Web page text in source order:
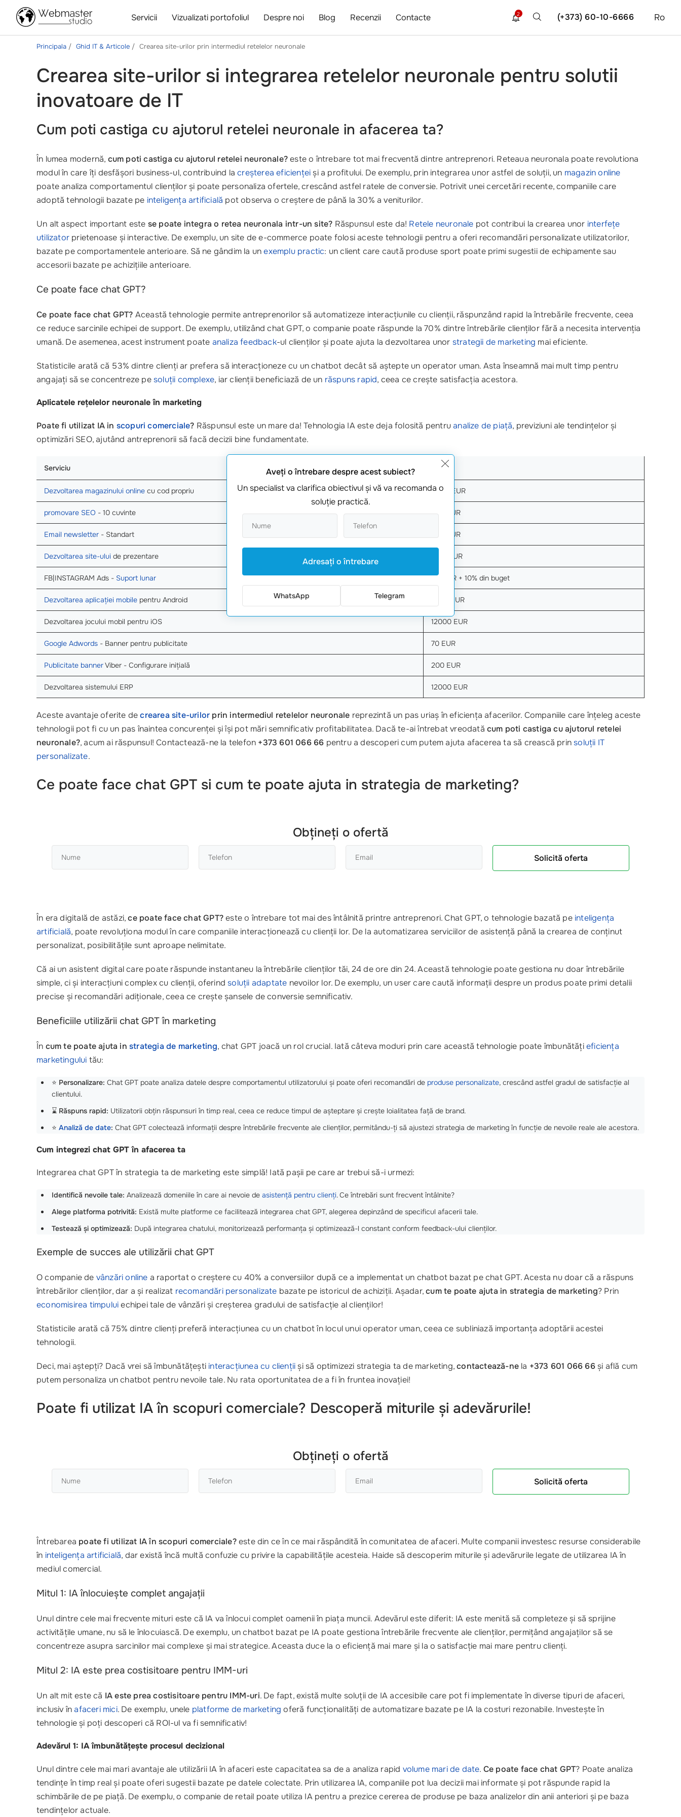
Servicii Vizualizati portofoliul Despre noi Blog Recenzii Contacte Ro
(+373) 60-10-6666
2
Principala Ghid IT & Articole Crearea site-urilor prin intermediul retelelor neuronale
Crearea site-urilor si integrarea retelelor neuronale pentru solutii
inovatoare de IT
Cum poti castiga cu ajutorul retelei neuronale in afacerea ta?
În lumea modernă, cum poti castiga cu ajutorul retelei neuronale?este o întrebare tot mai frecventă dintre antreprenori. Reteaua neuronala poate revolutiona
modul în care îți desfășori business-ul, contribuind lacreșterea eficiențeiși a profitului. De exemplu, prin integrarea unor astfel de soluții, un magazin online
poate analiza comportamentul clienților și poate personaliza ofertele, crescând astfel ratele de conversie. Potrivit unei cercetări recente, companiile care
adoptă tehnologii bazate pe inteligența artificială pot observa o creștere de până la 30% a veniturilor.
Un alt aspect important este se poate integra o retea neuronala intr-un site? Răspunsul este da! Retele neuronale pot contribui la crearea unor interfețe
utilizator prietenoase și interactive. De exemplu, un site de e-commerce poate folosi aceste tehnologii pentru a oferi recomandări personalizate utilizatorilor,
bazate pe comportamentele anterioare. Să ne gândim la unexemplu practic: un client care caută produse sport poate primi sugestii de echipamente sau
accesorii bazate pe achizițiile anterioare.
Ce poate face chat GPT?
Ce poate face chat GPT? Această tehnologie permite antreprenorilor să automatizeze interacțiunile cu clienții, răspunzând rapid la întrebările frecvente, ceea
ce reduce sarcinile echipei de support. De exemplu, utilizând chat GPT, o companie poate răspunde la 70% dintre întrebările clienților fără a necesita intervenția
umană. De asemenea, acest instrument poate analiza feedback-ul clienților și poate ajuta la dezvoltarea unor strategii de marketing mai eficiente.
Statisticile arată că 53% dintre clienți ar prefera să interacționeze cu un chatbot decât să aștepte un operator uman. Asta înseamnă mai mult timp pentru
angajați să se concentreze pesoluții complexe, iar clienții beneficiază de un răspuns rapid, ceea ce crește satisfacția acestora.
Aplicatele rețelelor neuronale în marketing
Poate fi utilizat IA in scopuri comerciale? Răspunsul este un mare da! Tehnologia IA este deja folosită pentruanalize de piață, previziuni ale tendințelor și
optimizări SEO, ajutând antreprenorii să facă decizii bine fundamentate.
Serviciu Cost
Dezvoltarea magazinului online cu cod propriu 4500 EUR
promovare SEO - 10 cuvinte 349 EUR
Email newsletter - Standart 359 EUR
Dezvoltarea site-ului de prezentare 1700 EUR
FB|INSTAGRAM Ads - Suport lunar 50 EUR + 10% din buget
Dezvoltarea aplicației mobile pentru Android 7500 EUR
Dezvoltarea jocului mobil pentru iOS 12000 EUR
Google Adwords - Banner pentru publicitate 70 EUR
Publicitate bannerViber - Configurare inițială 200 EUR
Dezvoltarea sistemului ERP 12000 EUR
Aceste avantaje oferite decrearea site-urilor prin intermediul retelelor neuronale reprezintă un pas uriaș în eficiența afacerilor. Companiile care înțeleg aceste
tehnologii pot fi cu un pas înaintea concurenței și își pot mări semnificativ profitabilitatea. Dacă te-ai întrebat vreodatăcum poti castiga cu ajutorul retelei
neuronale?, acum ai răspunsul! Contactează-ne la telefon +373 601 066 66 pentru a descoperi cum putem ajuta afacerea ta să crească prinsoluții IT
personalizate.
Ce poate face chat GPT si cum te poate ajuta in strategia de marketing?
Obțineți o ofertă
Solicită oferta
În era digitală de astăzi,ce poate face chat GPT?este o întrebare tot mai des întâlnită printre antreprenori. Chat GPT, o tehnologie bazată pe inteligența
artificială, poate revoluționa modul în care companiile interacționează cu clienții lor. De la automatizarea serviciilor de asistență până la crearea de conținut
personalizat, posibilitățile sunt aproape nelimitate.
Că ai un asistent digital care poate răspunde instantaneu la întrebările clienților tăi, 24 de ore din 24. Această tehnologie poate gestiona nu doar întrebările
simple, ci și interacțiuni complex cu clienții, oferindsoluții adaptate nevoilor lor. De exemplu, un user care caută informații despre un produs poate primi detalii
precise și recomandări adiționale, ceea ce crește șansele de conversie semnificativ.
Beneficiile utilizării chat GPT în marketing
În cum te poate ajuta instrategia de marketing, chat GPT joacă un rol crucial. Iată câteva moduri prin care această tehnologie poate îmbunătățieficiența
marketingului tău:
⭐ Personalizare: Chat GPT poate analiza datele despre comportamentul utilizatorului și poate oferi recomandări de produse personalizate, crescând astfel gradul de satisfacție al
clientului.
⌛ Răspuns rapid: Utilizatorii obțin răspunsuri în timp real, ceea ce reduce timpul de așteptare și crește loialitatea față de brand.
⭐ Analiză de date: Chat GPT colectează informații despre întrebările frecvente ale clienților, permitându-ți să ajustezi strategia de marketing în funcție de nevoile reale ale acestora.
Cum integrezi chat GPT în afacerea ta
Integrarea chat GPT în strategia ta de marketing este simplă! Iată pașii pe care ar trebui să-i urmezi:
Identifică nevoile tale: Analizează domeniile în care ai nevoie de asistență pentru clienți. Ce întrebări sunt frecvent întâlnite?
Alege platforma potrivită: Există multe platforme ce facilitează integrarea chat GPT, alegerea depinzând de specificul afacerii tale.
Testează și optimizează: După integrarea chatului, monitorizează performanța și optimizează-l constant conform feedback-ului clienților.
Exemple de succes ale utilizării chat GPT
O companie de vânzări online a raportat o creștere cu 40% a conversiilor după ce a implementat un chatbot bazat pe chat GPT. Acesta nu doar că a răspuns
întrebărilor clienților, dar a și realizat recomandări personalizate bazate pe istoricul de achiziții. Așadar,cum te poate ajuta in strategia de marketing? Prin
economisirea timpuluiechipei tale de vânzări și creșterea gradului de satisfacție al clienților!
Statisticile arată că 75% dintre clienți preferă interacțiunea cu un chatbot în locul unui operator uman, ceea ce subliniază importanța adoptării acestei
tehnologii.
Deci, mai aștepți? Dacă vrei să îmbunătățești interacțiunea cu cliențiiși să optimizezi strategia ta de marketing,contactează-ne la +373 601 066 66și află cum
putem personaliza un chatbot pentru nevoile tale. Nu rata oportunitatea de a fi în fruntea inovației!
Poate fi utilizat IA în scopuri comerciale? Descoperă miturile și adevărurile!
Obțineți o ofertă
Solicită oferta
Întrebarea poate fi utilizat IA în scopuri comerciale?este din ce în ce mai răspândită în comunitatea de afaceri. Multe companii investesc resurse considerabile
în inteligența artificială, dar există încă multă confuzie cu privire la capabilitățile acesteia. Haide să descoperim miturile și adevărurile legate de utilizarea IA în
mediul comercial.
Mitul 1: IA înlocuiește complet angajații
Unul dintre cele mai frecvente mituri este că IA va înlocui complet oamenii în piața muncii. Adevărul este diferit: IA este menită să completeze și să sprijine
activitățile umane, nu să le înlocuiască. De exemplu, un chatbot bazat pe IA poate gestiona întrebările frecvente ale clienților, permițând angajaților să se
concentreze asupra sarcinilor mai complexe și mai strategice. Aceasta duce la o eficiență mai mare și la o satisfacție mai mare pentru clienți.
Mitul 2: IA este prea costisitoare pentru IMM-uri
Un alt mit este că IA este prea costisitoare pentru IMM-uri. De fapt, există multe soluții de IA accesibile care pot fi implementate în diverse tipuri de afaceri,
inclusiv înafaceri mici. De exemplu, unele platforme de marketing oferă funcționalități de automatizare bazate pe IA la costuri rezonabile. Investește în
tehnologie și poți descoperi că ROI-ul va fi semnificativ!
Adevărul 1: IA îmbunătățește procesul decizional
Unul dintre cele mai mari avantaje ale utilizării IA în afaceri este capacitatea sa de a analiza rapid volume mari de date. Ce poate face chat GPT? Poate analiza
tendințe în timp real și poate oferi sugestii bazate pe datele colectate. Prin utilizarea IA, companiile pot lua decizii mai informate și pot răspunde rapid la
schimbările de pe piață. De exemplu, o companie de retail poate utiliza IA pentru a prezice cererea de produse pe baza analizelor din anii anteriori și pe baza
tendințelor actuale.
Aveţi o întrebare despre acest subiect?
Un specialist va clarifica obiectivul şi vă va recomanda o
soluţie practică.
Adresaţi o întrebare
WhatsApp Telegram